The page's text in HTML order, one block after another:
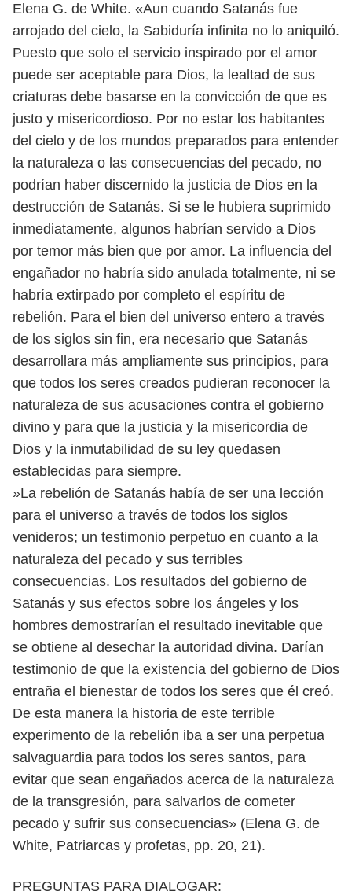
Elena G. de White. «Aun cuando Satanás fue
arrojado del cielo, la Sabiduría infinita no lo aniquiló.
Puesto que solo el servicio inspirado por el amor
puede ser aceptable para Dios, la lealtad de sus
criaturas debe basarse en la convicción de que es
justo y misericordioso. Por no estar los habitantes
del cielo y de los mundos preparados para entender
la naturaleza o las consecuencias del pecado, no
podrían haber discernido la justicia de Dios en la
destrucción de Satanás. Si se le hubiera suprimido
inmediatamente, algunos habrían servido a Dios
por temor más bien que por amor. La influencia del
engañador no habría sido anulada totalmente, ni se
habría extirpado por completo el espíritu de
rebelión. Para el bien del universo entero a través
de los siglos sin fin, era necesario que Satanás
desarrollara más ampliamente sus principios, para
que todos los seres creados pudieran reconocer la
naturaleza de sus acusaciones contra el gobierno
divino y para que la justicia y la misericordia de
Dios y la inmutabilidad de su ley quedasen
establecidas para siempre.
»La rebelión de Satanás había de ser una lección
para el universo a través de todos los siglos
venideros; un testimonio perpetuo en cuanto a la
naturaleza del pecado y sus terribles
consecuencias. Los resultados del gobierno de
Satanás y sus efectos sobre los ángeles y los
hombres demostrarían el resultado inevitable que
se obtiene al desechar la autoridad divina. Darían
testimonio de que la existencia del gobierno de Dios
entraña el bienestar de todos los seres que él creó.
De esta manera la historia de este terrible
experimento de la rebelión iba a ser una perpetua
salvaguardia para todos los seres santos, para
evitar que sean engañados acerca de la naturaleza
de la transgresión, para salvarlos de cometer
pecado y sufrir sus consecuencias» (Elena G. de
White, Patriarcas y profetas, pp. 20, 21).
PREGUNTAS PARA DIALOGAR: